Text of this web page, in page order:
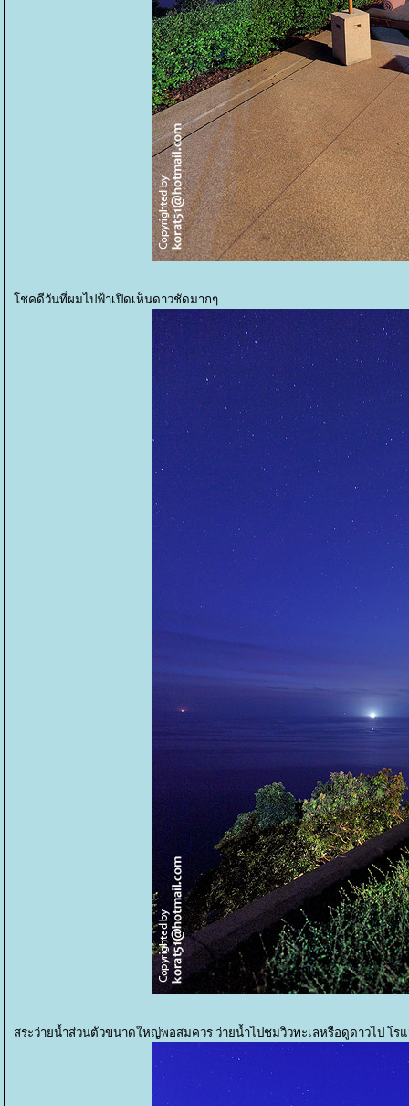
ชคดีวันที่ผมไปฟ้าเปิดเห็นดาวชัดมากๆ
สระว่ายน้ำส่วนตัวขนาดใหญ่พอสมควร ว่ายน้ำไปชมวิวทะเลหรือดูดาวไป โร